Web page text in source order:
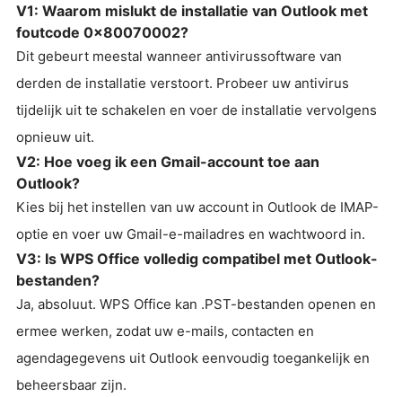
V1: Waarom mislukt de installatie van Outlook met
foutcode 0x80070002?
Dit gebeurt meestal wanneer antivirussoftware van
derden de installatie verstoort. Probeer uw antivirus
tijdelijk uit te schakelen en voer de installatie vervolgens
opnieuw uit.
V2: Hoe voeg ik een Gmail-account toe aan
Outlook?
Kies bij het instellen van uw account in Outlook de IMAP-
optie en voer uw Gmail-e-mailadres en wachtwoord in.
V3: Is WPS Office volledig compatibel met Outlook-
bestanden?
Ja, absoluut. WPS Office kan .PST-bestanden openen en
ermee werken, zodat uw e-mails, contacten en
agendagegevens uit Outlook eenvoudig toegankelijk en
beheersbaar zijn.